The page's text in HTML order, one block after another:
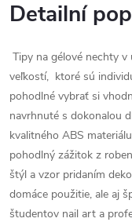
Detailní
Tipy na gélové nechty
veľkostí, ktoré sú
pohodlné vybrať si
navrhnuté s dokonalou
kvalitného ABS
pohodlný zážitok z
štýl a vzor pridaním
domáce použitie, ale aj
študentov nail art a